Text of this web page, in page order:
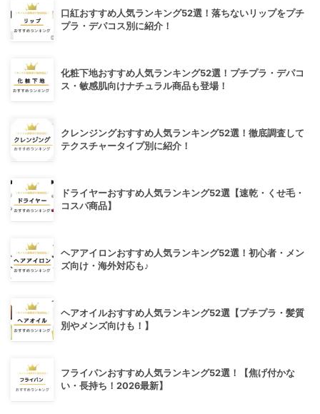
口紅おすすめ人気ランキング52選！落ちないリップをプチ
プラ・デパコス別に紹介！
化粧下地おすすめ人気ランキング52選！プチプラ・デパコ
ス・敏感肌向けナチュラル商品も登場！
クレンジングおすすめ人気ランキング52選！徹底調査して
テクスチャータイプ別に紹介！
ドライヤーおすすめ人気ランキング52選【速乾・くせ毛・
コスパ商品】
ヘアアイロンおすすめ人気ランキング52選！初心者・メン
ズ向け・海外対応も♪
ヘアオイルおすすめ人気ランキング52選【プチプラ・髪質
別やメンズ向けも！】
フライパンおすすめ人気ランキング52選！【焦げ付かな
い・長持ち！2026最新】